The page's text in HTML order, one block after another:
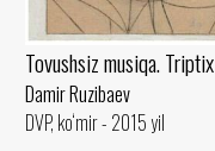
Tovushsiz musiqa. Triptix
Damir Ruzibaev
DVP, ko‘mir - 2015 yil